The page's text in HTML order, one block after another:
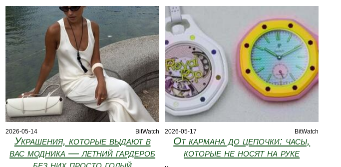
2026-05-14 BitWatch
Украшения, которые выдают в
вас модника — летний гардероб
без них просто голый
2026-05-17 BitWatch
От кармана до цепочки: часы,
которые не носят на руке